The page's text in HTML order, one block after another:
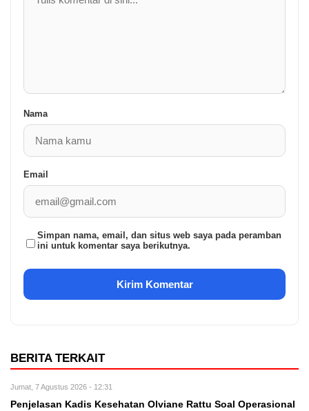
Nama
Email
Simpan nama, email, dan situs web saya pada peramban
ini untuk komentar saya berikutnya.
BERITA TERKAIT
Jumat, 7 Agustus 2026 - 12:31
Penjelasan Kadis Kesehatan Olviane Rattu Soal Operasional